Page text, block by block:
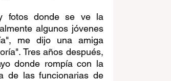
fotos donde se ve la
algunos jóvenes
me dijo una amiga
Tres años después,
donde rompía con la
de las funcionarias de